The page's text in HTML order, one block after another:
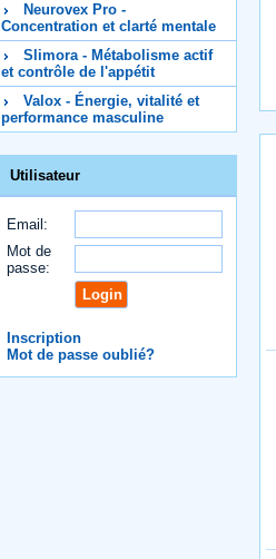
Neurovex Pro -
Concentration et clarté mentale
Slimora - Métabolisme actif
et contrôle de l'appétit
Valox - Énergie, vitalité et
performance masculine
Utilisateur
Email:
Mot de
passe:
Inscription
Mot de passe oublié?